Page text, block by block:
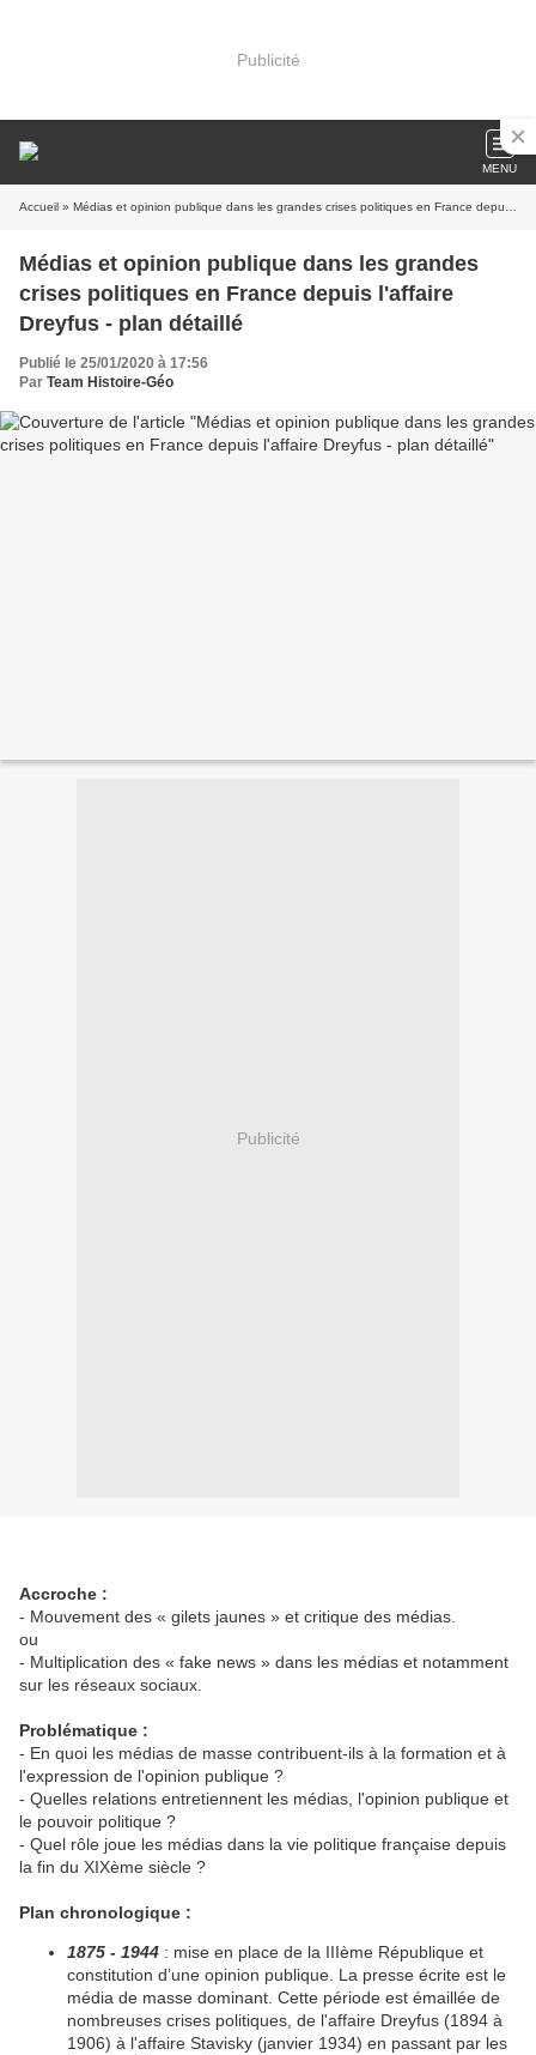
Publicité
MENU
Accueil » Médias et opinion publique dans les grandes crises politiques en France depuis l'affaire Dreyfus - plan détaillé
Médias et opinion publique dans les grandes
crises politiques en France depuis l'affaire
Dreyfus - plan détaillé
Publié le 25/01/2020 à 17:56
Par Team Histoire-Géo
Publicité
Accroche :
- Mouvement des « gilets jaunes » et critique des médias.
ou
- Multiplication des « fake news » dans les médias et notamment
sur les réseaux sociaux.
Problématique :
- En quoi les médias de masse contribuent-ils à la formation et à
l'expression de l'opinion publique ?
- Quelles relations entretiennent les médias, l'opinion publique et
le pouvoir politique ?
- Quel rôle joue les médias dans la vie politique française depuis
la fin du XIXème siècle ?
Plan chronologique :
1875 - 1944 : mise en place de la IIIème République et
constitution d’une opinion publique. La presse écrite est le
média de masse dominant. Cette période est émaillée de
nombreuses crises politiques, de l'affaire Dreyfus (1894 à
1906) à l'affaire Stavisky (janvier 1934) en passant par les